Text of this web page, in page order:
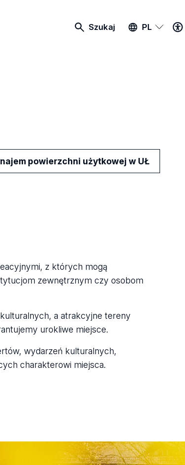
Szukaj PL
powierzchni użytkowej w UŁ
z których mogą
zewnętrznym czy osobom
a atrakcyjne tereny
urokliwe miejsce.
wydarzeń kulturalnych,
charakterowi miejsca.